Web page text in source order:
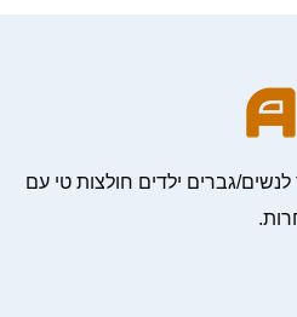
גברים ילדים חולצות טי עם